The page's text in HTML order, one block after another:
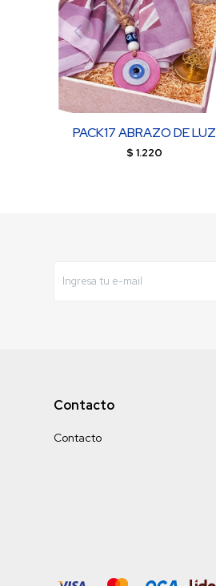
PACK17 ABRAZO DE LUZ
$ 1.220
Contacto
Contacto